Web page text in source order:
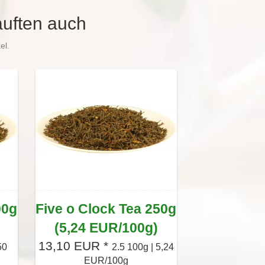
auch
Five o Clock Tea 250g
(5,24 EUR/100g)
13,10 EUR * 2.5 100g | 5,24
EUR/100g